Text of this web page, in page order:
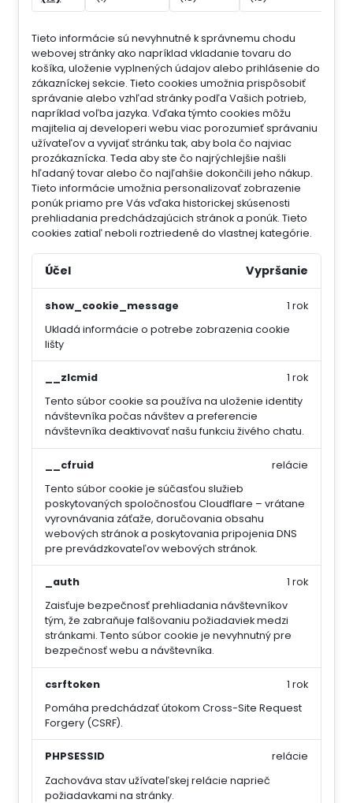
Tieto informácie sú nevyhnutné k správnemu chodu
webovej stránky ako napríklad vkladanie tovaru do
košíka, uloženie vyplnených údajov alebo prihlásenie do
zákazníckej sekcie. Tieto cookies umožnia prispôsobiť
správanie alebo vzhľad stránky podľa Vašich potrieb,
napríklad voľba jazyka. Vďaka týmto cookies môžu
majitelia aj developeri webu viac porozumieť správaniu
užívateľov a vyvijať stránku tak, aby bola čo najviac
prozákaznícka. Teda aby ste čo najrýchlejšie našli
hľadaný tovar alebo čo najľahšie dokončili jeho nákup.
Tieto informácie umožnia personalizovať zobrazenie
ponúk priamo pre Vás vďaka historickej skúsenosti
prehliadania predchádzajúcich stránok a ponúk. Tieto
cookies zatiaľ neboli roztriedené do vlastnej kategórie.
Účel Vypršanie
show_cookie_message
Ukladá informácie o potrebe zobrazenia cookie
lišty
1 rok
__zlcmid
Tento súbor cookie sa používa na uloženie identity
návštevníka počas návštev a preferencie
návštevníka deaktivovať našu funkciu živého chatu.
1 rok
__cfruid
Tento súbor cookie je súčasťou služieb
poskytovaných spoločnosťou Cloudflare – vrátane
vyrovnávania záťaže, doručovania obsahu
webových stránok a poskytovania pripojenia DNS
pre prevádzkovateľov webových stránok.
relácie
_auth
Zaisťuje bezpečnosť prehliadania návštevníkov
tým, že zabraňuje falšovaniu požiadaviek medzi
stránkami. Tento súbor cookie je nevyhnutný pre
bezpečnosť webu a návštevníka.
1 rok
csrftoken
Pomáha predchádzať útokom Cross-Site Request
Forgery (CSRF).
1 rok
PHPSESSID
Zachováva stav užívateľskej relácie naprieč
požiadavkami na stránky.
relácie